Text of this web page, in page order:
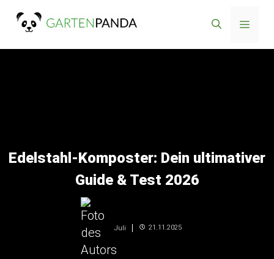
Inhalt
Menü
Edelstahl-Komposter: Dein ultimativer
Guide & Test 2026
Juli 21.11.2025